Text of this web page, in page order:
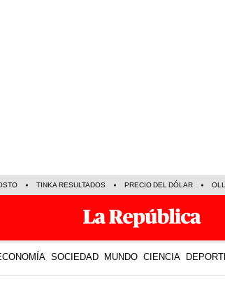
TINKA RESULTADOS PRECIO DEL DÓLAR
SOCIEDAD MUNDO CIENCIA